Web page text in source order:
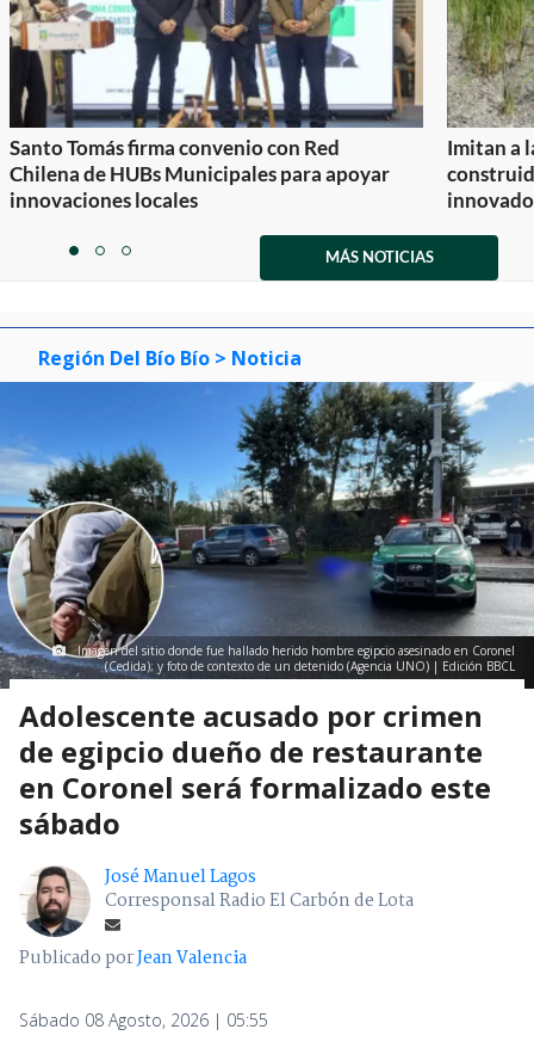
Santo Tomás firma convenio con Red
Chilena de HUBs Municipales para apoyar
innovaciones locales
Imitan a
itemitemitem
MÁS NOTICIAS
Región Del Bío Bío > Noticia
Imagen del sitio donde fue hallado herido hombre egipcio asesinado en Coronel
(Cedida); y foto de contexto de un detenido (Agencia UNO) | Edición BBCL
Adolescente acusado por crimen
de egipcio dueño de restaurante
en Coronel será formalizado este
sábado
José Manuel Lagos
Corresponsal Radio El Carbón de Lota
Publicado porJean Valencia
Sábado 08 Agosto, 2026 | 05:55